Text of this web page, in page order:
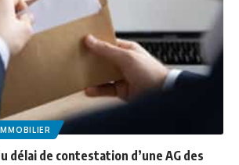
IMMOBILIER
délai de contestation d’une AG des